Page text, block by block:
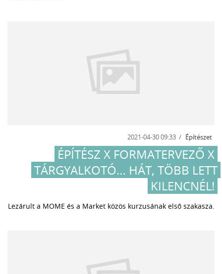
2021-04-30 09:33 Építészet
ÉPÍTÉSZ X FORMATERVEZŐ X
TÁRGYALKOTÓ… HÁT, TÖBB LETT
KILENCNÉL!
Lezárult a MOME és a Market közös kurzusának első szakasza.